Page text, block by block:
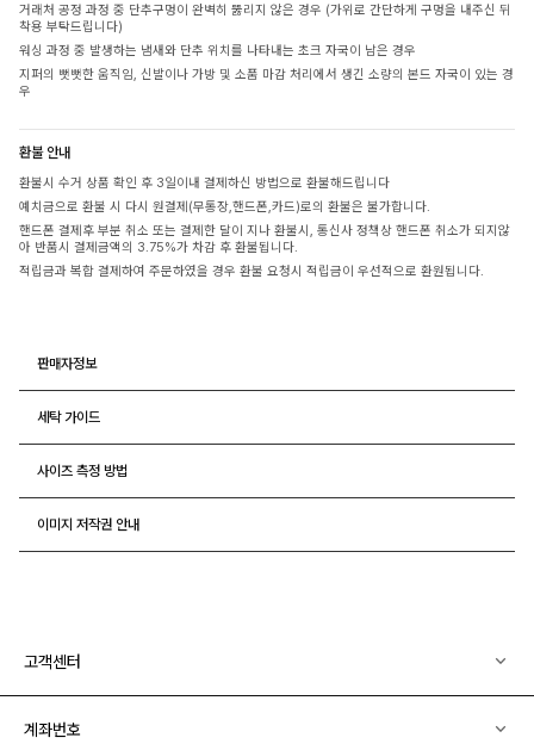
거래처 공정 과정 중 단추구멍이 완벽히 뚫리지 않은 경우 (가위로 간단하게 구멍을 내주신 뒤
착용 부탁드립니다)
워싱 과정 중 발생하는 냄새와 단추 위치를 나타내는 초크 자국이 남은 경우
지퍼의 뻣뻣한 움직임, 신발이나 가방 및 소품 마감 처리에서 생긴 소량의 본드 자국이 있는 경
우
환불 안내
환불시 수거 상품 확인 후 3일이내 결제하신 방법으로 환불해드립니다
예치금으로 환불 시 다시 원결제(무통장,핸드폰,카드)로의 환불은 불가합니다.
핸드폰 결제후 부분 취소 또는 결제한 달이 지나 환불시, 통신사 정책상 핸드폰 취소가 되지않
아 반품시 결제금액의 3.75%가 차감 후 환불됩니다.
적립금과 복합 결제하여 주문하였을 경우 환불 요청시 적립금이 우선적으로 환원됩니다.
판매자정보
세탁 가이드
사이즈 측정 방법
이미지 저작권 안내
고객센터
계좌번호